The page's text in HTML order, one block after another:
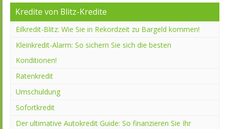
Kredite von Blitz-Kredite
Eilkredit-Blitz: Wie Sie in Rekordzeit zu Bargeld kommen!
Kleinkredit-Alarm: So sichern Sie sich die besten
Konditionen!
Ratenkredit
Umschuldung
Sofortkredit
Der ultimative Autokredit Guide: So finanzieren Sie Ihr